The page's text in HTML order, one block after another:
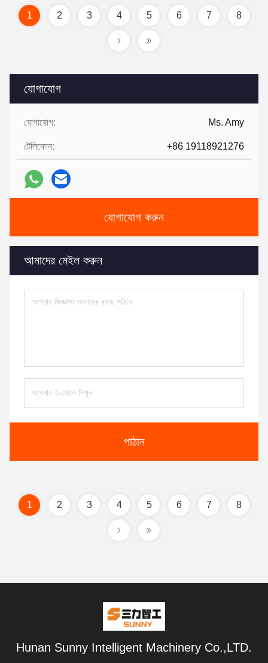
যোগাযোগ
যোগাযোগ: Ms. Amy
টেলিফোন: +86 19118921276
যোগাযোগ করুন
আমাদের মেইল ​​করুন
পাঠান
1 2 3 4 5 6 7 8
1 2 3 4 5 6 7 8
Hunan Sunny Intelligent Machinery Co.,LTD.